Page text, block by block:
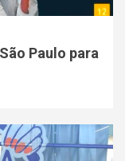
Paulo para